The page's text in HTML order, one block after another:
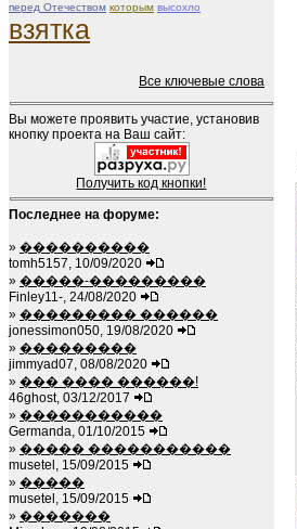
перед Отечеством которым высохло
взятка
Все ключевые слова
Вы можете проявить участие, установив
кнопку проекта на Ваш сайт:
Получить код кнопки!
Последнее на форуме:
» ����������
tomh5157, 10/09/2020
» �����-���������
Finley11-, 24/08/2020
» ��������� ������
jonessimon050, 19/08/2020
» ���������
jimmyad07, 08/08/2020
» ��� ���� ������!
46ghost, 03/12/2017
» �����������
Germanda, 01/10/2015
» ����� �����������
musetel, 15/09/2015
» �����
musetel, 15/09/2015
» �������